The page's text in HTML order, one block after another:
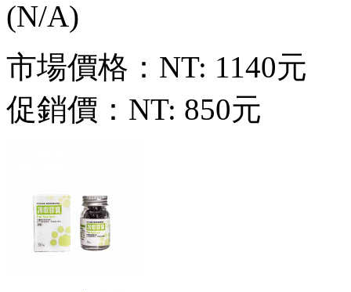
市場價格： NT: 1140元
促銷價： NT: 850元